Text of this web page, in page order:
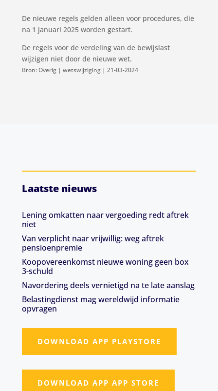
De nieuwe regels gelden alleen voor procedures, die
na 1 januari 2025 worden gestart.
De regels voor de verdeling van de bewijslast
wijzigen niet door de nieuwe wet.
Bron: Overig | wetswijziging | 21-03-2024
Laatste nieuws
Lening omkatten naar vergoeding redt aftrek
niet
Van verplicht naar vrijwillig: weg aftrek
pensioenpremie
Koopovereenkomst nieuwe woning geen box
3-schuld
Navordering deels vernietigd na te late aanslag
Belastingdienst mag wereldwijd informatie
opvragen
DOWNLOAD APP PLAYSTORE
DOWNLOAD APP APP STORE